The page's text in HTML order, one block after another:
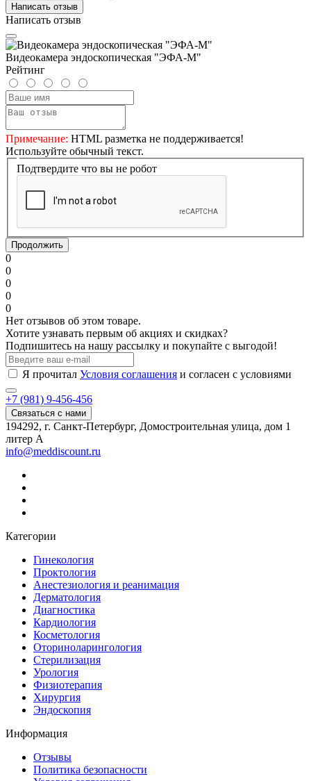
Написать отзыв
Написать отзыв
Видеокамера эндоскопическая "ЭФА-М"
Рейтинг
Примечание: HTML разметка не поддерживается!
Используйте обычный текст.
Подтвердите что вы не робот
Продолжить
0
0
0
0
0
Нет отзывов об этом товаре.
Хотите узнавать первым об акциях и скидках?
Подпишитесь на нашу рассылку и покупайте с выгодой!
Я прочитал Условия соглашения и согласен с условиями
+7 (981) 9-456-456
Связаться с нами
194292, г. Санкт-Петербург, Домостроительная улица, дом 1
литер А
info@meddiscount.ru
Категории
Гинекология
Проктология
Анестезиология и реанимация
Дерматология
Диагностика
Кардиология
Косметология
Оториноларингология
Стерилизация
Урология
Физиотерапия
Хирургия
Эндоскопия
Информация
Отзывы
Политика безопасности